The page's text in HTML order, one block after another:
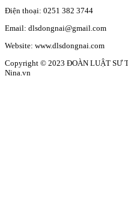
Điện thoại: 0251 382 3744
Email: dlsdongnai@gmail.com
Website: www.dlsdongnai.com
Copyright © 2023 ĐOÀN LUẬT SƯ
Nina.vn